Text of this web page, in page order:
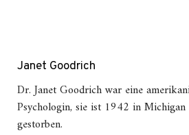
Janet Goodrich
Dr. Janet Goodrich war eine
Psychologin, sie ist 1942 in
gestorben.